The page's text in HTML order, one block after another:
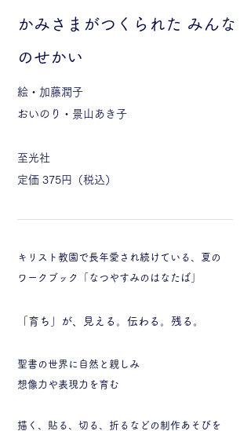
​かみさまがつくられた みんな
のせかい
絵・加藤潤子
おいのり・景山あき子
至光社
定価 375円（税込）
キリスト教園で長年愛され続けている、夏の
ワークブック「なつやすみのはなたば」
「育ち」が、見える。伝わる。残る。
聖書の世界に自然と親しみ
想像力や表現力を育む
描く、貼る、切る、折るなどの制作あそびを